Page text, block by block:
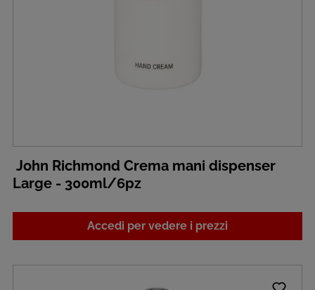
John Richmond Crema mani dispenser
Large - 300ml/6pz
Accedi per vedere i prezzi